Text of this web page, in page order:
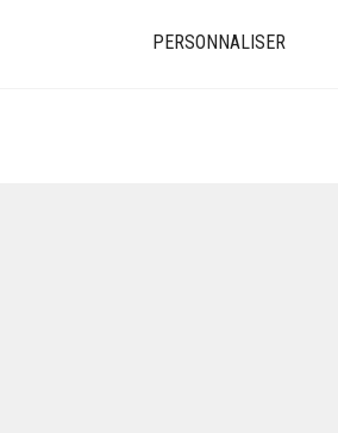
PERSONNALISER